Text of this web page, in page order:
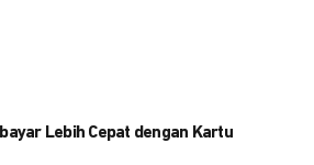
Lebih Cepat dengan Kartu